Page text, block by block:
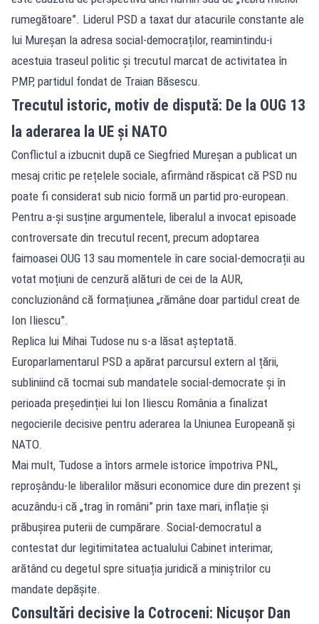
rumegătoare”. Liderul PSD a taxat dur atacurile constante ale
lui Mureșan la adresa social-democraților, reamintindu-i
acestuia traseul politic și trecutul marcat de activitatea în
PMP, partidul fondat de Traian Băsescu.
Trecutul istoric, motiv de dispută: De la OUG 13
la aderarea la UE și NATO
Conflictul a izbucnit după ce Siegfried Mureșan a publicat un
mesaj critic pe rețelele sociale, afirmând răspicat că PSD nu
poate fi considerat sub nicio formă un partid pro-european.
Pentru a-și susține argumentele, liberalul a invocat episoade
controversate din trecutul recent, precum adoptarea
faimoasei OUG 13 sau momentele în care social-democrații au
votat moțiuni de cenzură alături de cei de la AUR,
concluzionând că formațiunea „rămâne doar partidul creat de
Ion Iliescu”.
Replica lui Mihai Tudose nu s-a lăsat așteptată.
Europarlamentarul PSD a apărat parcursul extern al țării,
subliniind că tocmai sub mandatele social-democrate și în
perioada președinției lui Ion Iliescu România a finalizat
negocierile decisive pentru aderarea la Uniunea Europeană și
NATO.
Mai mult, Tudose a întors armele istorice împotriva PNL,
reproșându-le liberalilor măsuri economice dure din prezent și
acuzându-i că „trag în români” prin taxe mari, inflație și
prăbușirea puterii de cumpărare. Social-democratul a
contestat dur legitimitatea actualului Cabinet interimar,
arătând cu degetul spre situația juridică a miniștrilor cu
mandate depășite.
Consultări decisive la Cotroceni: Nicușor Dan